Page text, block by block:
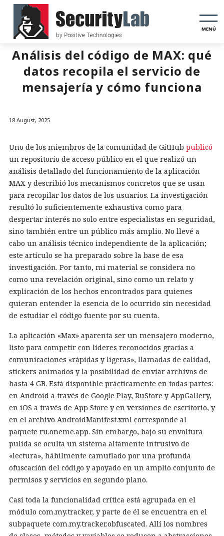
MENÚ
Análisis del código de MAX: qué
datos recopila el servicio de
mensajería y cómo funciona
18 August, 2025
Uno de los miembros de la comunidad de GitHub publicó
un repositorio de acceso público en el que realizó un
análisis detallado del funcionamiento de la aplicación
MAX y describió los mecanismos concretos que se usan
para recopilar los datos de los usuarios. La investigación
resultó lo suficientemente exhaustiva como para
despertar interés no solo entre especialistas en seguridad,
sino también entre un público más amplio. No llevé a
cabo un análisis técnico independiente de la aplicación;
este artículo se ha preparado sobre la base de esa
investigación. Por tanto, mi material se considera no
como una revelación original, sino como un relato y
explicación de los hechos encontrados para quienes
quieran entender la esencia de lo ocurrido sin necesidad
de estudiar el código fuente por su cuenta.
La aplicación «Max» aparenta ser un mensajero moderno,
listo para competir con líderes reconocidos gracias a
comunicaciones «rápidas y ligeras», llamadas de calidad,
stickers animados y la posibilidad de enviar archivos de
hasta 4 GB. Está disponible prácticamente en todas partes:
en Android a través de Google Play, RuStore y AppGallery,
en iOS a través de App Store y en versiones de escritorio, y
en el archivo AndroidManifest.xml corresponde al
paquete ru.oneme.app. Sin embargo, bajo su envoltura
pulida se oculta un sistema altamente intrusivo de
«lectura», hábilmente camuflado por una profunda
ofuscación del código y apoyado en un amplio conjunto de
permisos y servicios en segundo plano.
Casi toda la funcionalidad crítica está agrupada en el
módulo com.my.tracker, y parte de él se encuentra en el
subpaquete com.my.tracker.obfuscated. Allí los nombres